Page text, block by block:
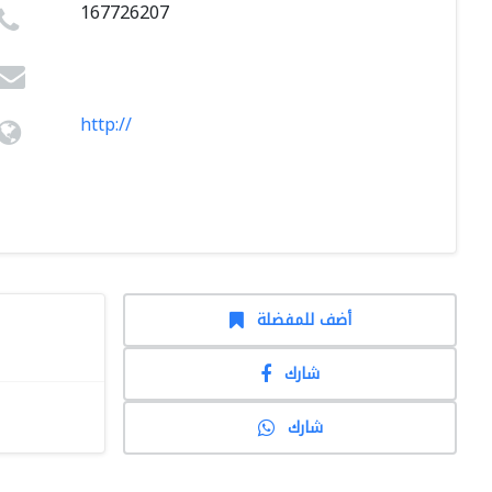
167726207
http://
أضف للمفضلة
شارك
شارك